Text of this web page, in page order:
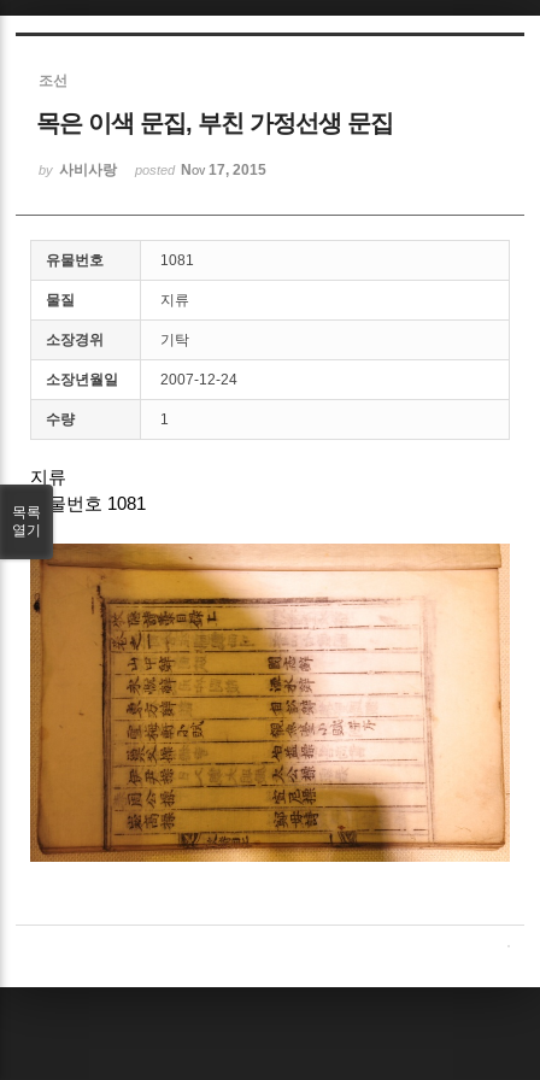
조선
목은 이색 문집, 부친 가정선생 문집
by 사비사랑 posted Nov 17, 2015
유물번호 1081
물질 지류
소장경위 기탁
소장년월일 2007-12-24
수량 1
지류
유물번호 1081
목록
열기
Sketchbook5, 스케치북5
Sketchbook5, 스케치북5